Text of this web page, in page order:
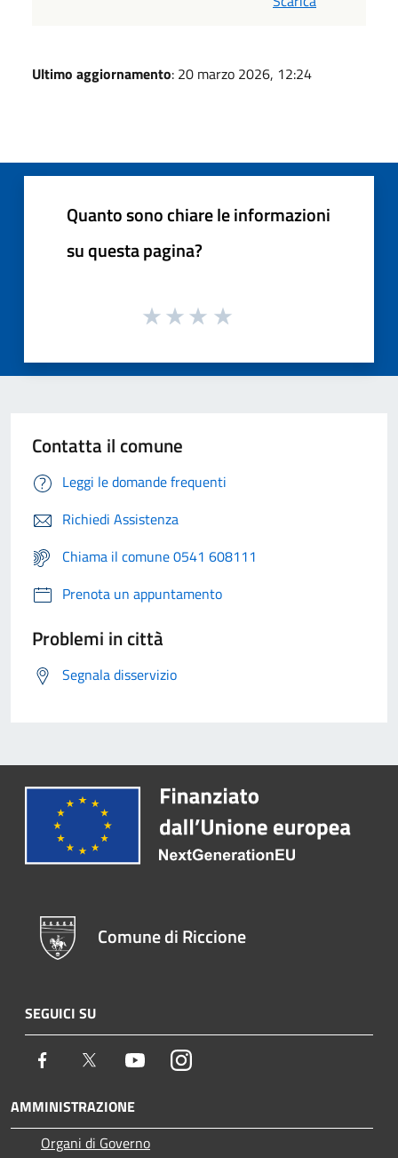
Ultimo aggiornamento: 20 marzo 2026, 12:24
Quanto sono chiare le informazioni
su questa pagina?
Contatta il comune
Leggi le domande frequenti
Richiedi Assistenza
Chiama il comune 0541 608111
Prenota un appuntamento
Problemi in città
Segnala disservizio
Comune di Riccione
SEGUICI SU
Facebook Twitter YoutubeInstagram
AMMINISTRAZIONE
Organi di Governo